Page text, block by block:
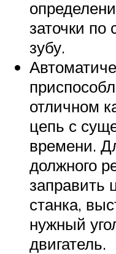
заточки
зубу.
отличном
цепь с
времени.
должного
заправить
станка,
нужный
двигатель.